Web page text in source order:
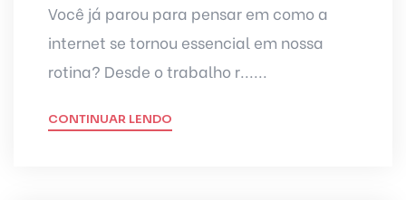
Você já parou para pensar em como a
internet se tornou essencial em nossa
rotina? Desde o trabalho r......
CONTINUAR LENDO